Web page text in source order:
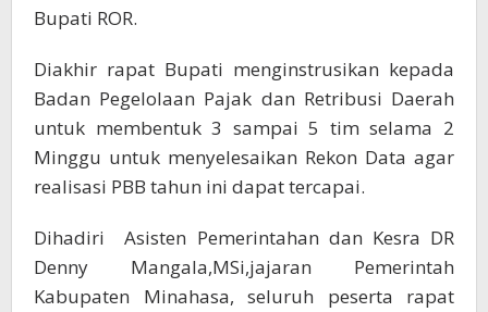
Bupati ROR.
Diakhir rapat Bupati menginstrusikan kepada
Badan Pegelolaan Pajak dan Retribusi Daerah
untuk membentuk 3 sampai 5 tim selama 2
Minggu untuk menyelesaikan Rekon Data agar
realisasi PBB tahun ini dapat tercapai.
Dihadiri Asisten Pemerintahan dan Kesra DR
Denny Mangala,MSi,jajaran Pemerintah
Kabupaten Minahasa, seluruh peserta rapat